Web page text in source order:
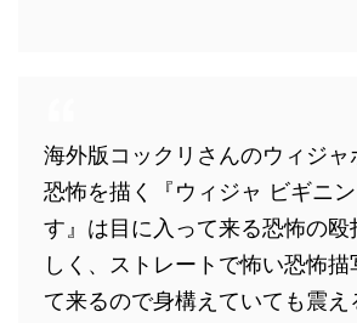
海外版コックリさんのウィジャ
恐怖を描く『ウィジャ ビギニ
す』は目に入って来る恐怖の殴
しく、ストレートで怖い恐怖描
て来るので身構えていても震え